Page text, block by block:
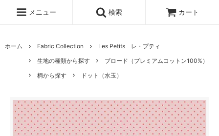
メニュー 検索 カート
ホーム Fabric Collection
Les Petits レ・プティ
生地の種類から探す
ブロード（プレミアムコットン100%）
柄から探す
ドット（水玉）